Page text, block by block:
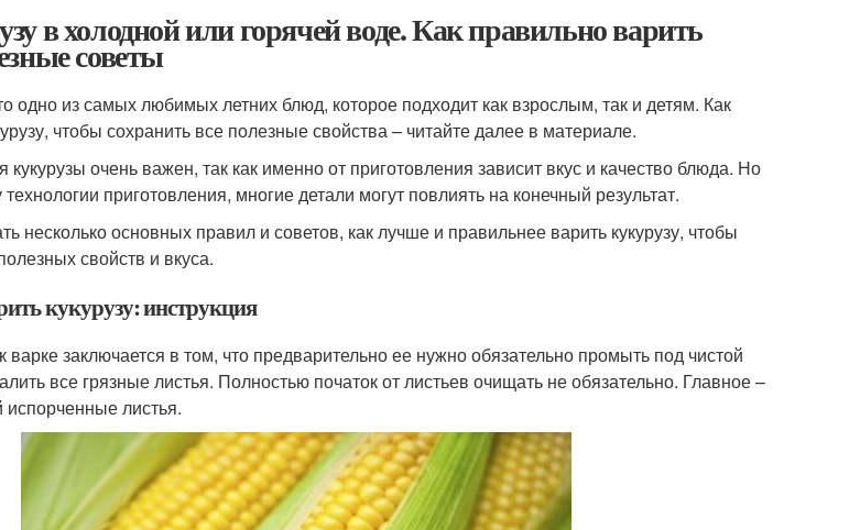
в холодной или горячей воде. Как правильно варить
советы
одно из самых любимых летних блюд, которое подходит как взрослым, так и детям. Как
чтобы сохранить все полезные свойства – читайте далее в материале.
кукурузы очень важен, так как именно от приготовления зависит вкус и качество блюда. Но
приготовления, многие детали могут повлиять на конечный результат.
несколько основных правил и советов, как лучше и правильнее варить кукурузу, чтобы
свойств и вкуса.
кукурузу: инструкция
варке заключается в том, что предварительно ее нужно обязательно промыть под чистой
все грязные листья. Полностью початок от листьев очищать не обязательно. Главное –
испорченные листья.